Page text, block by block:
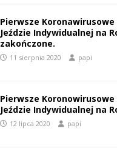
Pierwsze
Jeździe Indywidualnej na
zakończone.
11 sierpnia 2020 papi
Pierwsze
Jeździe Indywidualnej na
12 lipca 2020 papi